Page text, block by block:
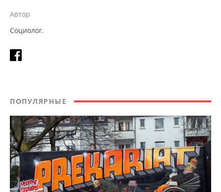
Автор
Социолог.
ПОПУЛЯРНЫЕ